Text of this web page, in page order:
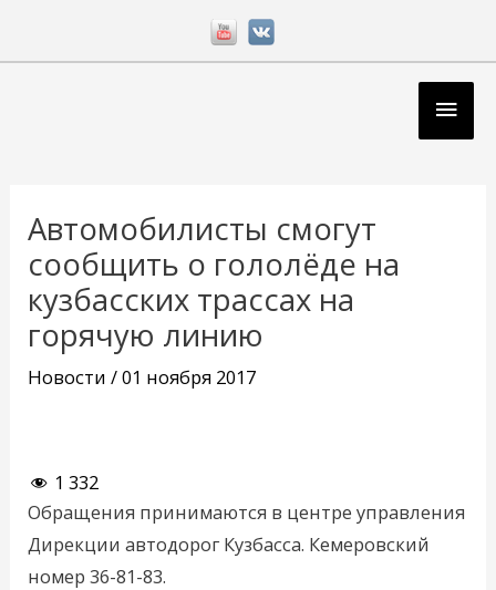
Автомобилисты смогут
сообщить о гололёде на
кузбасских трассах на
горячую линию
Новости /01 ноября 2017
1 332
Обращения принимаются в центре управления
Дирекции автодорог Кузбасса. Кемеровский
номер 36-81-83.
записям